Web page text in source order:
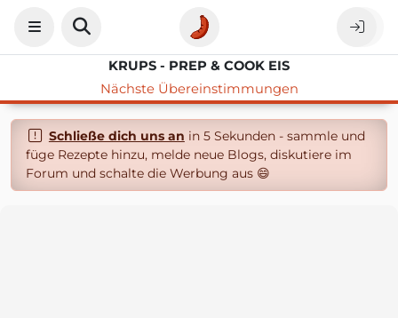
KRUPS - PREP & COOK EIS
Nächste Übereinstimmungen
Schließe dich uns an in 5 Sekunden - sammle und
füge Rezepte hinzu, melde neue Blogs, diskutiere im
Forum und schalte die Werbung aus 😄